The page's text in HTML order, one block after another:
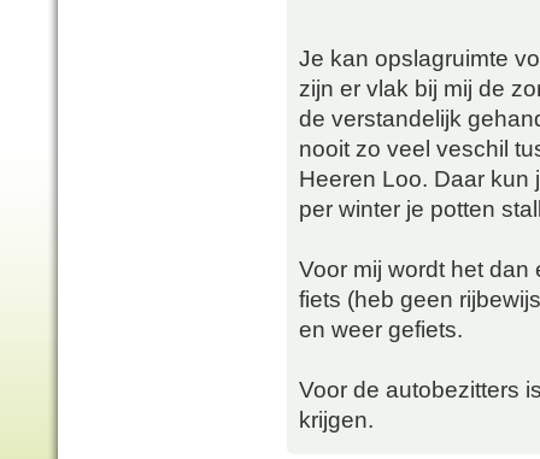
Je kan opslagruimte
zijn er vlak bij mij de
de verstandelijk
nooit zo veel veschil
Heeren Loo. Daar kun
per winter je potten
Voor mij wordt het
fiets (heb geen
en weer gefiets.
Voor de autobezitters
krijgen.